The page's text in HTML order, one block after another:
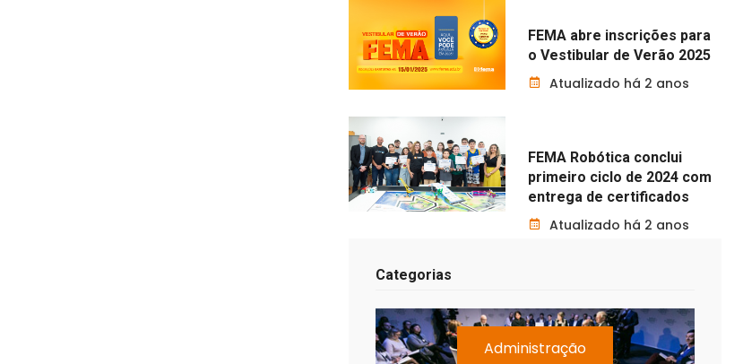
FEMA abre inscrições para
o Vestibular de Verão 2025
Atualizado há 2 anos
FEMA Robótica conclui
primeiro ciclo de 2024 com
entrega de certificados
Atualizado há 2 anos
Categorias
Administração